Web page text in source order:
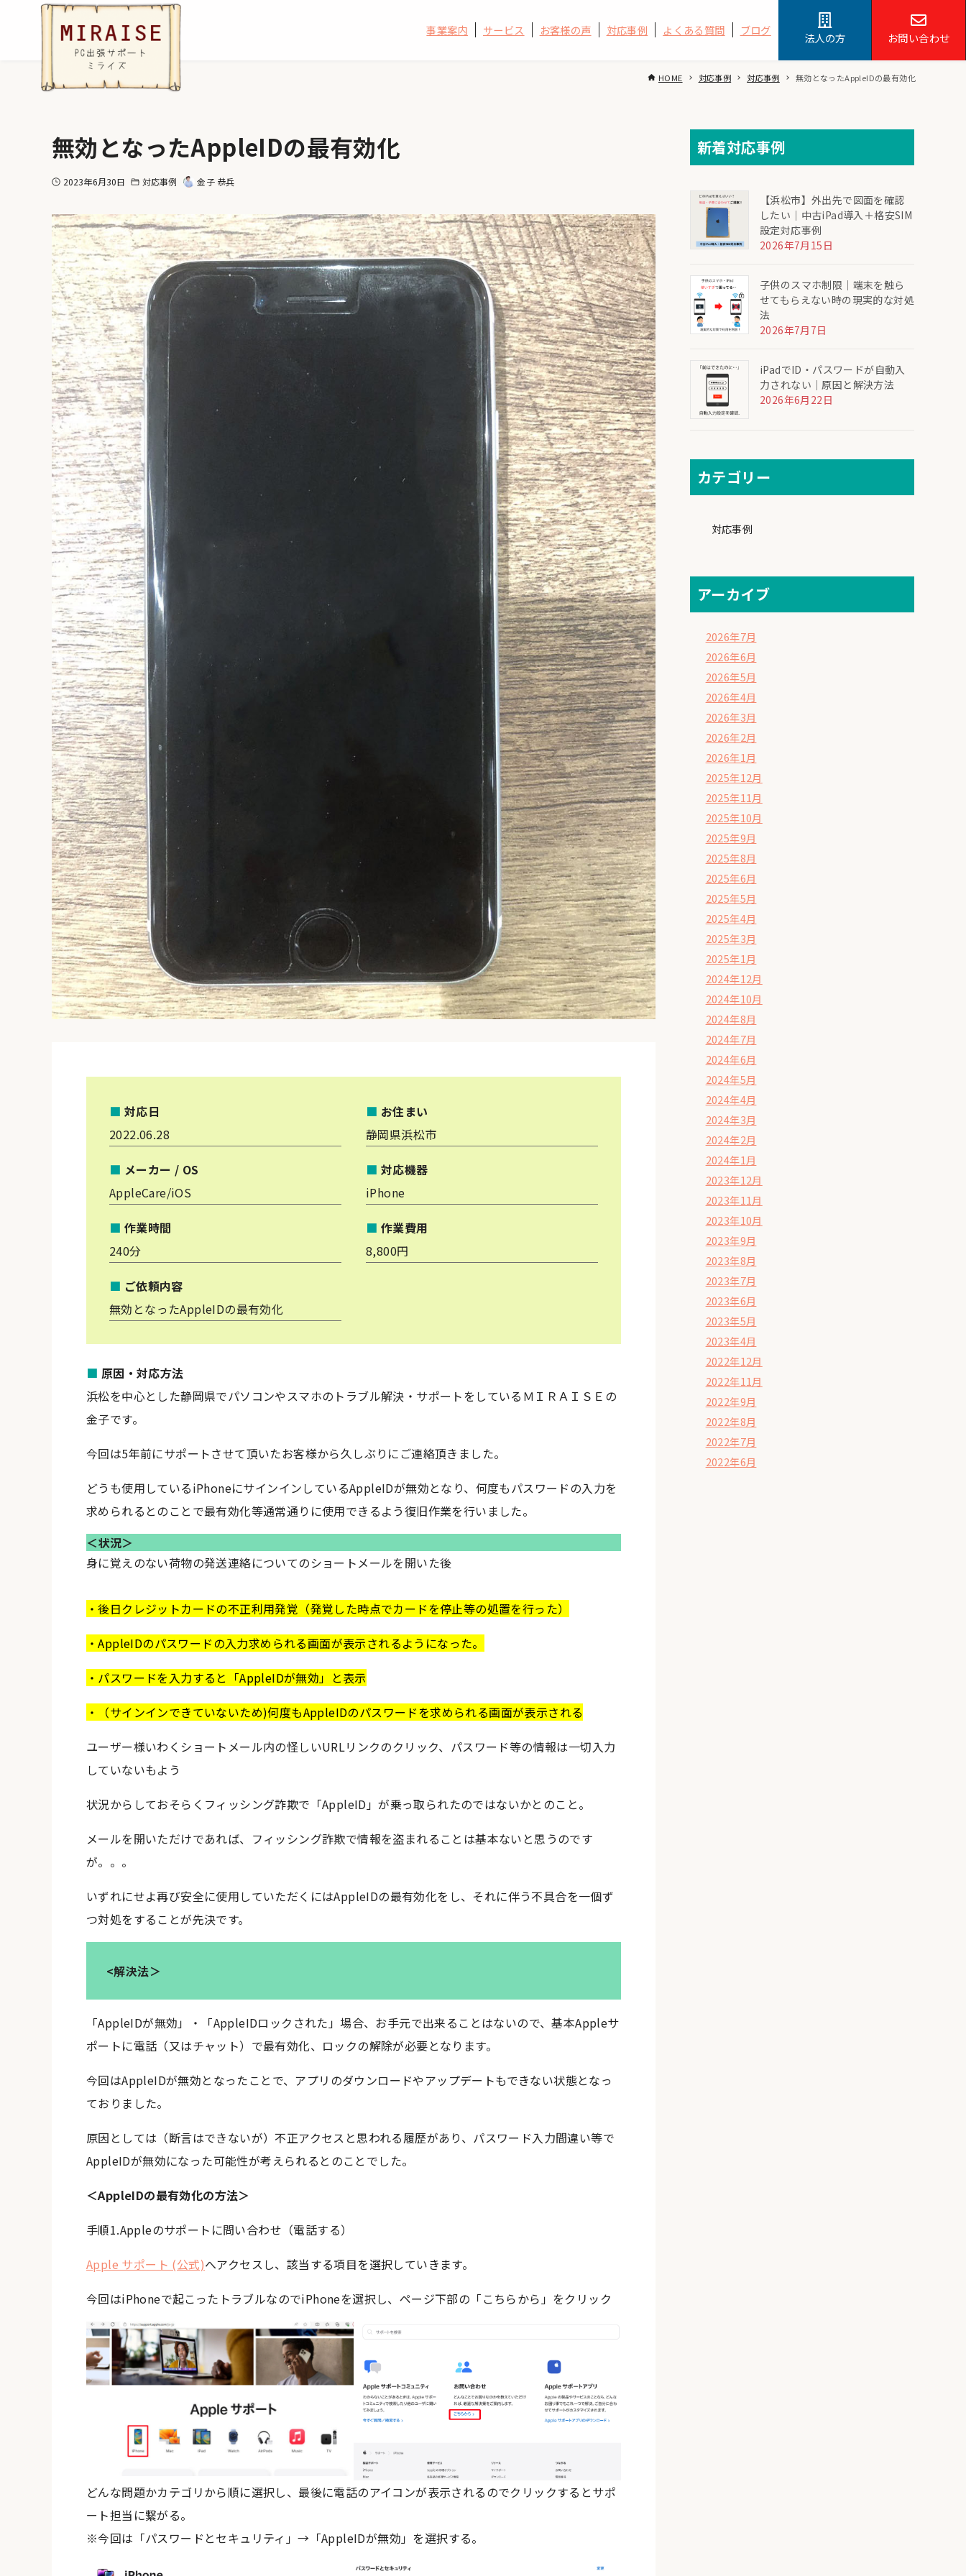
事業案内 サービス お客様の声 対応事例 よくある質問 ブログ
法人の方 お問い合わせ
HOME 対応事例 対応事例 無効となったAppleIDの最有効化
無効となったAppleIDの最有効化
2023年6月30日 対応事例 金子 恭兵
■ 対応日
2022.06.28
■ お住まい
静岡県浜松市
■ メーカー / OS
AppleCare/iOS
■ 対応機器
iPhone
■ 作業時間
240分
■ 作業費用
8,800円
■ ご依頼内容
無効となったAppleIDの最有効化
■ 原因・対応方法
浜松を中心とした静岡県でパソコンやスマホのトラブル解決・サポートをしているＭＩＲＡＩＳＥの
金子です。
今回は5年前にサポートさせて頂いたお客様から久しぶりにご連絡頂きました。
どうも使用しているiPhoneにサインインしているAppleIDが無効となり、何度もパスワードの入力を
求められるとのことで最有効化等通常通りに使用できるよう復旧作業を行いました。
＜状況＞
身に覚えのない荷物の発送連絡についてのショートメールを開いた後
・後日クレジットカードの不正利用発覚（発覚した時点でカードを停止等の処置を行った）
・AppleIDのパスワードの入力求められる画面が表示されるようになった。
・パスワードを入力すると「AppleIDが無効」と表示
・（サインインできていないため)何度もAppleIDのパスワードを求められる画面が表示される
ユーザー様いわくショートメール内の怪しいURLリンクのクリック、パスワード等の情報は一切入力
していないもよう
状況からしておそらくフィッシング詐欺で「AppleID」が乗っ取られたのではないかとのこと。
メールを開いただけであれば、フィッシング詐欺で情報を盗まれることは基本ないと思うのです
が。。。
いずれにせよ再び安全に使用していただくにはAppleIDの最有効化をし、それに伴う不具合を一個ず
つ対処をすることが先決です。
<解決法＞
「AppleIDが無効」・「AppleIDロックされた」場合、お手元で出来ることはないので、基本Appleサ
ポートに電話（又はチャット）で最有効化、ロックの解除が必要となります。
今回はAppleIDが無効となったことで、アプリのダウンロードやアップデートもできない状態となっ
ておりました。
原因としては（断言はできないが）不正アクセスと思われる履歴があり、パスワード入力間違い等で
AppleIDが無効になった可能性が考えられるとのことでした。
＜AppleIDの最有効化の方法＞
手順1.Appleのサポートに問い合わせ（電話する）
Apple サポート (公式)へアクセスし、該当する項目を選択していきます。
今回はiPhoneで起こったトラブルなのでiPhoneを選択し、ページ下部の「こちらから」をクリック
どんな問題かカテゴリから順に選択し、最後に電話のアイコンが表示されるのでクリックするとサポ
ート担当に繋がる。
※今回は「パスワードとセキュリティ」→「AppleIDが無効」を選択する。
新着対応事例
【浜松市】外出先で図面を確認
したい｜中古iPad導入＋格安SIM
設定対応事例
2026年7月15日
子供のスマホ制限｜端末を触ら
せてもらえない時の現実的な対処
法
2026年7月7日
iPadでID・パスワードが自動入
力されない｜原因と解決方法
2026年6月22日
カテゴリー
対応事例
アーカイブ
2026年7月
2026年6月
2026年5月
2026年4月
2026年3月
2026年2月
2026年1月
2025年12月
2025年11月
2025年10月
2025年9月
2025年8月
2025年6月
2025年5月
2025年4月
2025年3月
2025年1月
2024年12月
2024年10月
2024年8月
2024年7月
2024年6月
2024年5月
2024年4月
2024年3月
2024年2月
2024年1月
2023年12月
2023年11月
2023年10月
2023年9月
2023年8月
2023年7月
2023年6月
2023年5月
2023年4月
2022年12月
2022年11月
2022年9月
2022年8月
2022年7月
2022年6月